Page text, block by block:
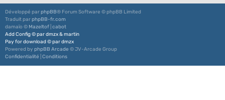
Développé parphpBB® Forum Software © phpBB Limited
Traduit parphpBB-fr.com
damaïo © Mazeltof cabot
Add Config©pardmzx&martin
Pay for download ©pardmzx
Powered by phpBB Arcade © JV-Arcade Group
Confidentialité Conditions